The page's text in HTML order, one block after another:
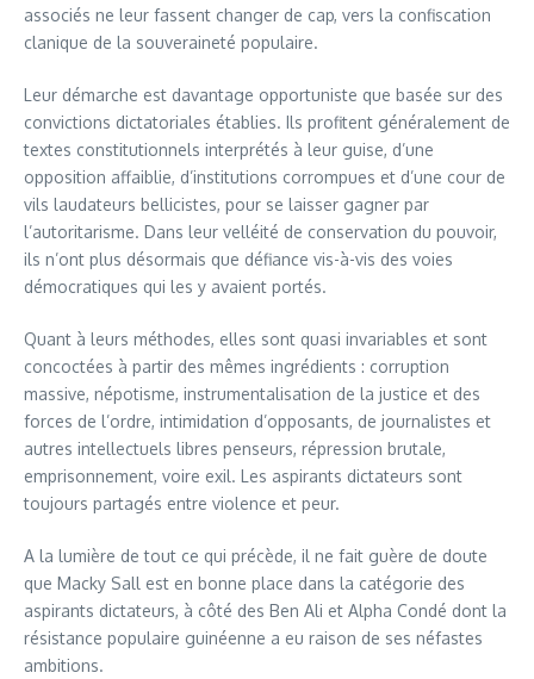
associés ne leur fassent changer de cap, vers la confiscation
clanique de la souveraineté populaire.
Leur démarche est davantage opportuniste que basée sur des
convictions dictatoriales établies. Ils profitent généralement de
textes constitutionnels interprétés à leur guise, d’une
opposition affaiblie, d’institutions corrompues et d’une cour de
vils laudateurs bellicistes, pour se laisser gagner par
l’autoritarisme. Dans leur velléité de conservation du pouvoir,
ils n’ont plus désormais que défiance vis-à-vis des voies
démocratiques qui les y avaient portés.
Quant à leurs méthodes, elles sont quasi invariables et sont
concoctées à partir des mêmes ingrédients : corruption
massive, népotisme, instrumentalisation de la justice et des
forces de l’ordre, intimidation d’opposants, de journalistes et
autres intellectuels libres penseurs, répression brutale,
emprisonnement, voire exil. Les aspirants dictateurs sont
toujours partagés entre violence et peur.
A la lumière de tout ce qui précède, il ne fait guère de doute
que Macky Sall est en bonne place dans la catégorie des
aspirants dictateurs, à côté des Ben Ali et Alpha Condé dont la
résistance populaire guinéenne a eu raison de ses néfastes
ambitions.